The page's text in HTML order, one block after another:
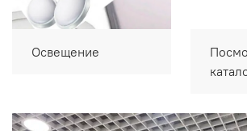
Освещение